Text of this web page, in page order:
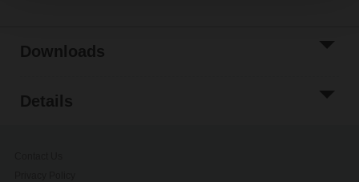
Downloads
Details